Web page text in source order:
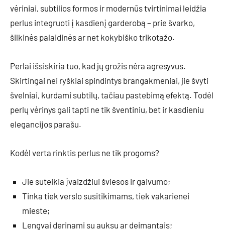
vėriniai, subtilios formos ir modernūs tvirtinimai leidžia
perlus integruoti į kasdienį garderobą – prie švarko,
šilkinės palaidinės ar net kokybiško trikotažo.
Perlai išsiskiria tuo, kad jų grožis nėra agresyvus.
Skirtingai nei ryškiai spindintys brangakmeniai, jie švyti
švelniai, kurdami subtilų, tačiau pastebimą efektą. Todėl
perlų vėrinys gali tapti ne tik šventiniu, bet ir kasdieniu
elegancijos parašu.
Kodėl verta rinktis perlus ne tik progoms?
Jie suteikia įvaizdžiui šviesos ir gaivumo;
Tinka tiek verslo susitikimams, tiek vakarienei
mieste;
Lengvai derinami su auksu ar deimantais;